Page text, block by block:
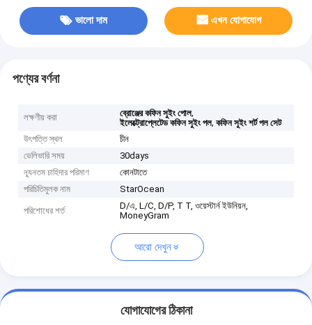
ভালো দাম এখন যোগাযোগ
পণ্যের বর্ণনা
লক্ষণীয় করা ব্রোঞ্জের কফিন সুইং পোল,
ইলেক্ট্রোপ্লেটেড কফিন সুইং পল,কফিন সুইং শর্ট পল সেট
উৎপত্তি স্থল
চীন
ডেলিভারি সময়
30days
ন্যূনতম চাহিদার পরিমাণ
কোনটাতে
পরিচিতিমুলক নাম
StarOcean
পরিশোধের শর্ত
D/এ, L/C, D/P, T T, ওয়েস্টার্ন ইউনিয়ন,
MoneyGram
আরো দেখুন
যোগাযোগের ঠিকানা